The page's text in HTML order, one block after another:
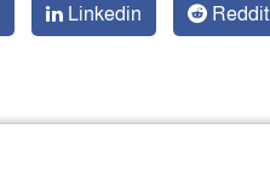
Linkedin Reddit